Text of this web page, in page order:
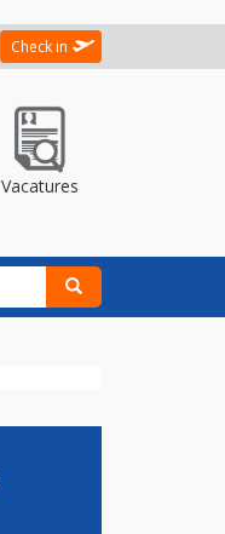
Check in
Vacatures